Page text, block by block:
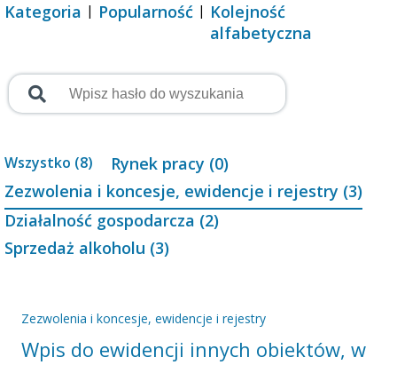
Kategoria Popularność
Kolejność
alfabetyczna
Wszystko (8)
Rynek pracy (0)
Zezwolenia i koncesje, ewidencje i rejestry (3)
Działalność gospodarcza (2)
Sprzedaż alkoholu (3)
Zezwolenia i koncesje, ewidencje i rejestry
Wpis do ewidencji innych obiektów, w